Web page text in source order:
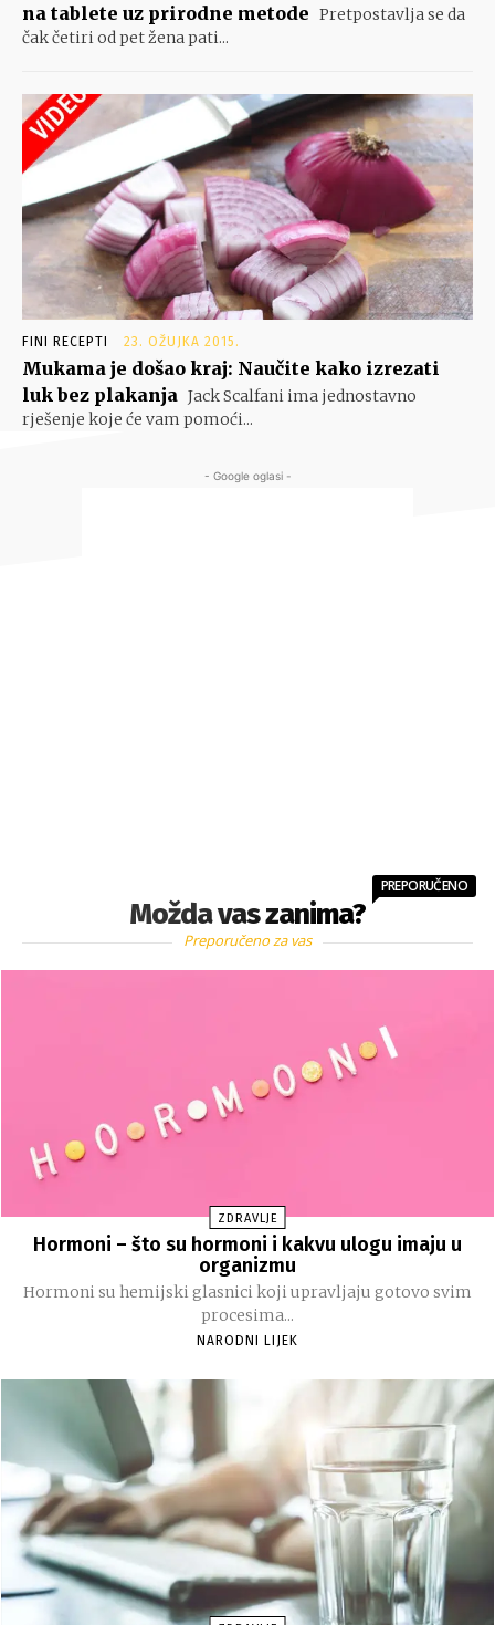
na tablete uz prirodne metode Pretpostavlja se da
čak četiri od pet žena pati...
FINI RECEPTI 23. OŽUJKA 2015.
Mukama je došao kraj: Naučite kako izrezati
luk bez plakanja Jack Scalfani ima jednostavno
rješenje koje će vam pomoći...
- Google oglasi -
Možda vas zanima?
PREPORUČENO
Preporučeno za vas
ZDRAVLJE
Hormoni – što su hormoni i kakvu ulogu imaju u
organizmu
Hormoni su hemijski glasnici koji upravljaju gotovo svim
procesima...
NARODNI LIJEK